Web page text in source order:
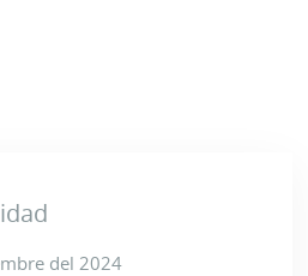
del 2024